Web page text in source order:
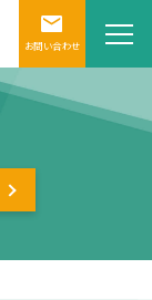
お問い合わせ